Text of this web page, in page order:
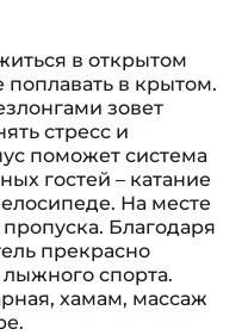
в открытом
поплавать в крытом.
зовет
стресс и
поможет система
гостей – катание
На месте
Благодаря
прекрасно
спорта.
хамам, массаж